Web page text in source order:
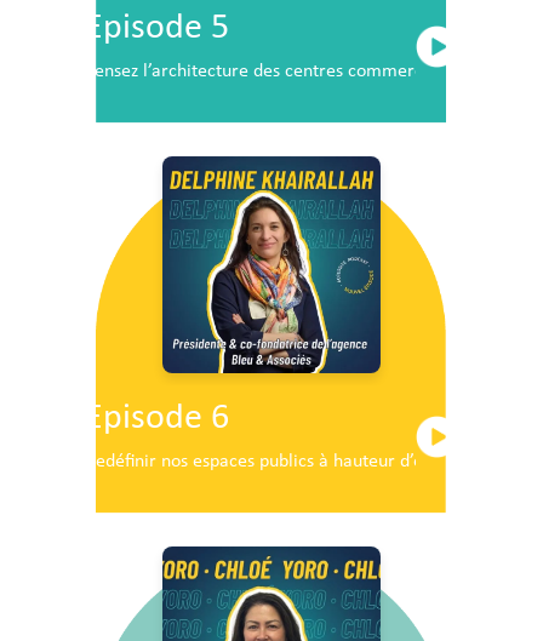
Episode 5
Pensez l’architecture des centres commerciaux de demain
Episode 6
Redéfinir nos espaces publics à hauteur d’enfants